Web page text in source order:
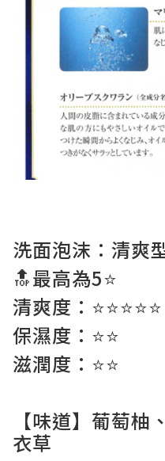
洗面泡沫：清爽
🔝最高為5⭐️
清爽度：⭐️⭐️⭐️⭐️⭐️
保濕度：⭐️⭐️
滋潤度：⭐️⭐️
【味道】葡萄
衣草